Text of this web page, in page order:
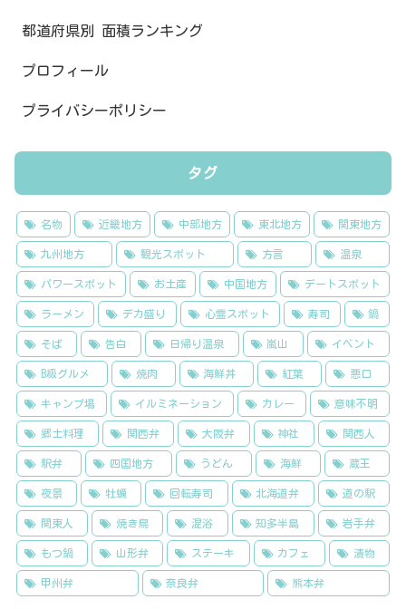
都道府県別 面積ランキング
プロフィール
プライバシーポリシー
タグ
名物 近畿地方 中部地方 東北地方 関東地方
九州地方 観光スポット 方言 温泉
パワースポット お土産 中国地方 デートスポット
ラーメン デカ盛り 心霊スポット 寿司 鍋
そば 告白 日帰り温泉 嵐山 イベント
B級グルメ 焼肉 海鮮丼 紅葉 悪口
キャンプ場 イルミネーション カレー 意味不明
郷土料理 関西弁 大阪弁 神社 関西人
駅弁 四国地方 うどん 海鮮 蔵王
夜景 牡蠣 回転寿司 北海道弁 道の駅
関東人 焼き鳥 混浴 知多半島 岩手弁
もつ鍋 山形弁 ステーキ カフェ 漬物
甲州弁 奈良弁 熊本弁